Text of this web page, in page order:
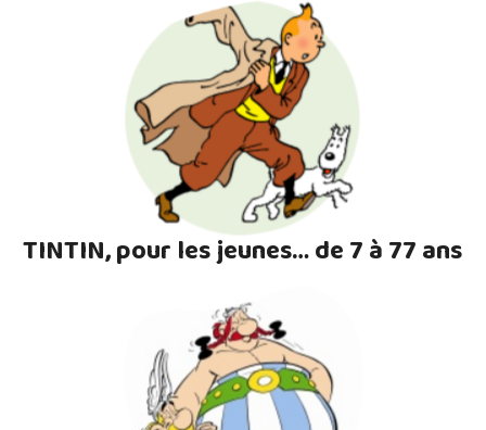
TINTIN, pour les jeunes… de 7 à 77 ans